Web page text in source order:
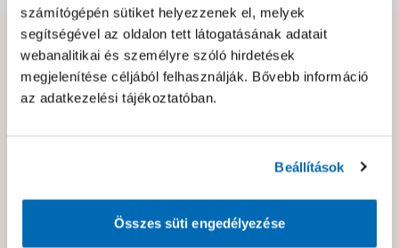
számítógépén sütiket helyezzenek el, melyek
segítségével az oldalon tett látogatásának adatait
webanalitikai és személyre szóló hirdetések
megjelenítése céljából felhasználják. Bővebb információ
az adatkezelési tájékoztatóban.
Beállítások
Összes süti engedélyezése
Hibát találtál az oldalon vagy a termék leírásában?
Kérjük jelezd nekünk!